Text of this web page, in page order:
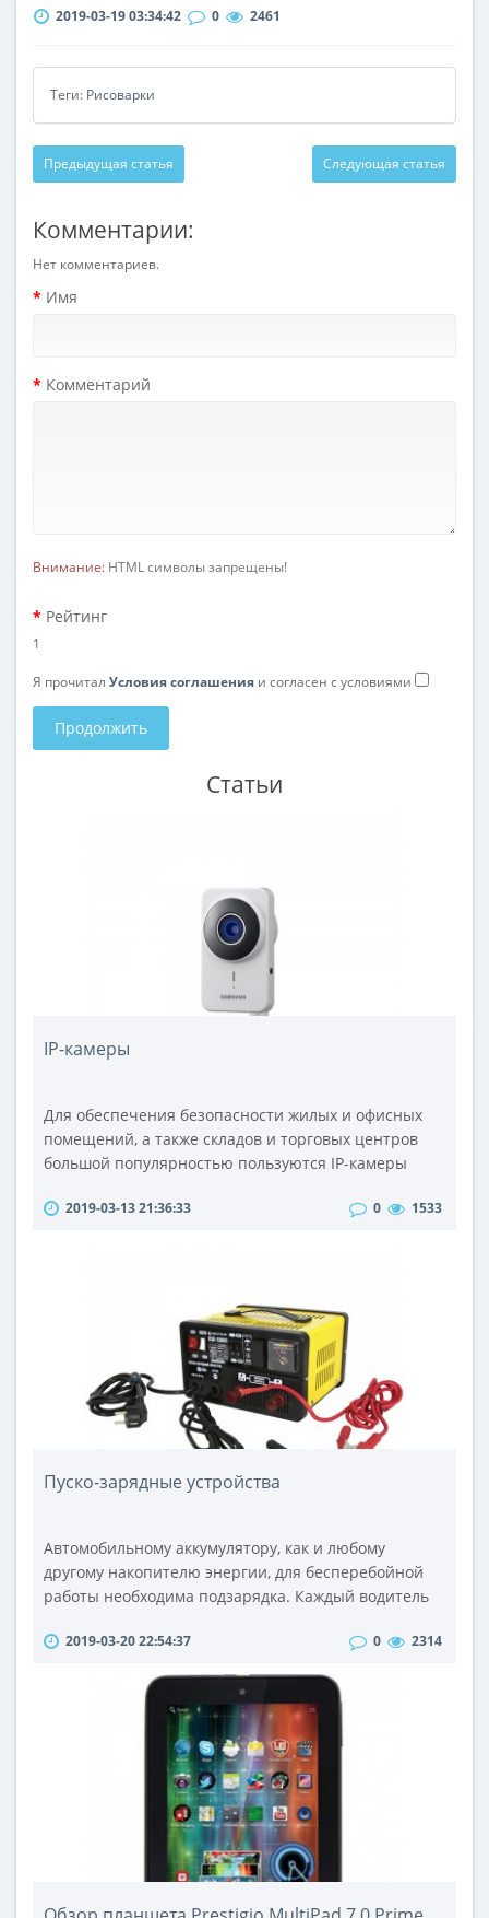
2019-03-19 03:34:42 0 2461
Теги: Рисоварки
Предыдущая статья Следующая статья
Комментарии:
Нет комментариев.
Имя
Комментарий
Внимание: HTML символы запрещены!
Рейтинг
1
Я прочитал Условия соглашения и согласен с условиями
Продолжить
Статьи
IP-камеры
Для обеспечения безопасности жилых и офисных
помещений, а также складов и торговых центров
большой популярностью пользуются IP-камеры
позволяют производить удобное наблюдение за
охранного пункта.Основой конструкции данного
2019-03-13 21:36:33 0 1533
Пуско-зарядные устройства
Автомобильному аккумулятору, как и любому
другому накопителю энергии, для бесперебойной
работы необходима подзарядка. Каждый водитель
аккумулятора, ввиду того, регулярная подзарядка
устройства для аккумуляторов разделяются на два
вида:Предпусковые ЗУ;Пуско зарядные
устройства.Предпусковые ЗУ подключают к
2019-03-20 22:54:37 0 2314